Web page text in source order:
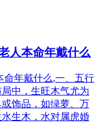
人本命年戴什么
命年戴什么,一、五行
中，生旺木气尤为
饰品，如绿萝、万
生木，水对属虎婚